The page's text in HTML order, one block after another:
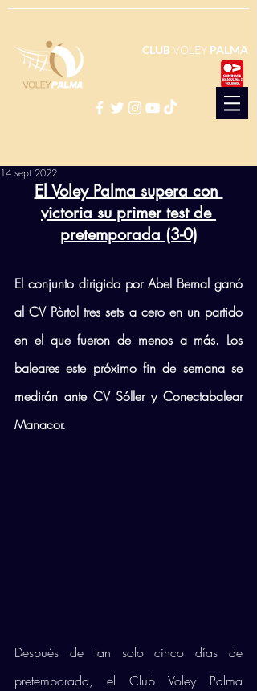
CLUBVOLEY PALMA
14 sept 2022
El Voley Palma supera con
victoria su primer test de
pretemporada (3-0)
El conjunto dirigido por Abel Bernal ganó
al CV Pòrtol tres sets a cero en un partido
en el que fueron de menos a más. Los
baleares este próximo fin de semana se
medirán ante CV Sóller y Conectabalear
Manacor.
Después de tan solo cinco días de
pretemporada, el Club Voley Palma